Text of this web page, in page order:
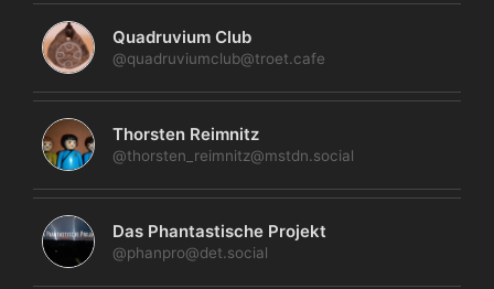
Quadruvium Club
@quadruviumclub@troet.cafe
Thorsten Reimnitz
@thorsten_reimnitz@mstdn.social
Das Phantastische Projekt
@phanpro@det.social